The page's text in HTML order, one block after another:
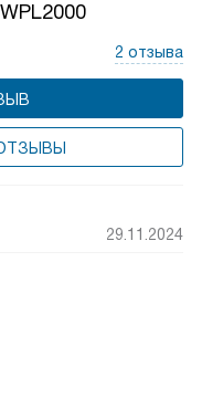
2 отзыва
29.11.2024